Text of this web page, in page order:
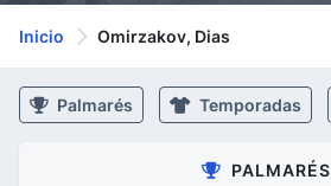
Inicio Omirzakov, Dias
Palmarés Temporadas
PALMARÉS